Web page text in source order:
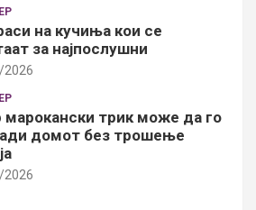
на кучиња кои се
за најпослушни
марокански трик може да го
домот без трошење